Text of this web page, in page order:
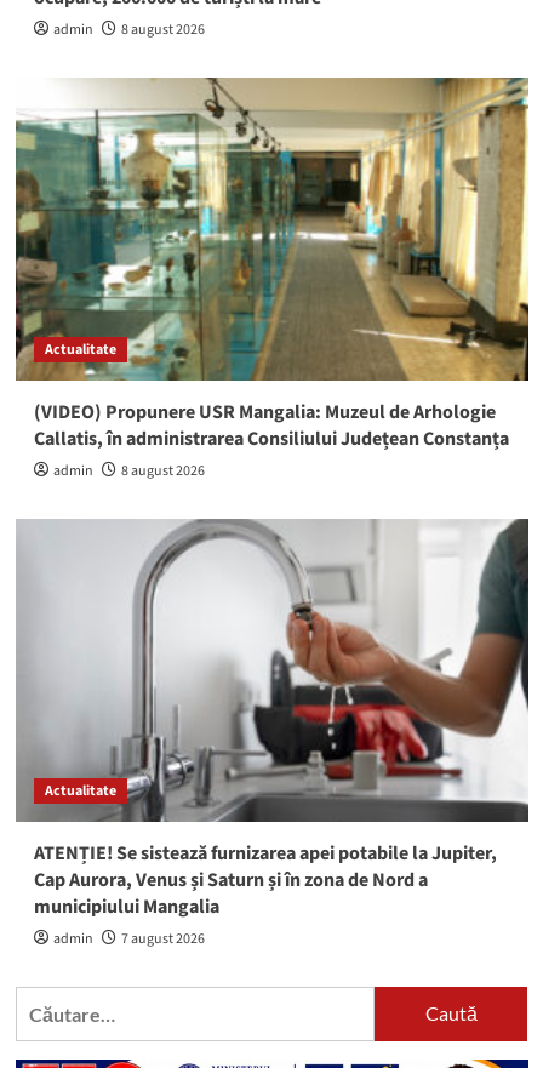
admin 8 august 2026
Actualitate
(VIDEO) Propunere USR Mangalia: Muzeul de Arhologie
Callatis, în administrarea Consiliului Județean Constanța
admin 8 august 2026
Actualitate
ATENȚIE! Se sistează furnizarea apei potabile la Jupiter,
Cap Aurora, Venus și Saturn și în zona de Nord a
municipiului Mangalia
admin 7 august 2026
Caută